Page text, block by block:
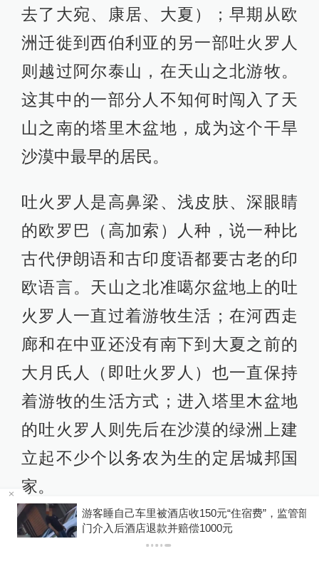
去了大宛、康居、大夏）；早期从欧
洲迁徙到西伯利亚的另一部吐火罗人
则越过阿尔泰山，在天山之北游牧。
这其中的一部分人不知何时闯入了天
山之南的塔里木盆地，成为这个干旱
沙漠中最早的居民。
吐火罗人是高鼻梁、浅皮肤、深眼睛
的欧罗巴（高加索）人种，说一种比
古代伊朗语和古印度语都要古老的印
欧语言。天山之北准噶尔盆地上的吐
火罗人一直过着游牧生活；在河西走
廊和在中亚还没有南下到大夏之前的
大月氏人（即吐火罗人）也一直保持
着游牧的生活方式；进入塔里木盆地
的吐火罗人则先后在沙漠的绿洲上建
立起不少个以务农为生的定居城邦国
家。
吐火罗人对东亚和中亚的影响很大：
游客睡自己车里被酒店收150元“住宿费”，监管部
门介入后酒店退款并赔偿1000元